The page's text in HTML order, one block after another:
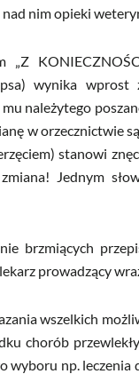
nad nim opieki
wynika
należytego
w orzecznictwie
stanowi
Jednym
brzmiących
prowadzący
wszelkich
chorób
wyboru np. leczenia